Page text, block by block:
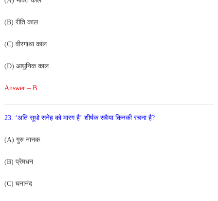
(B) रीति काल
(C) वीरगाथा काल
(D) आधुनिक काल
Answer – B
23. ‘अति सूधो सनेह को मारग है’ शीर्षक सवैया किनकी रचना है?
(A) गुरु नानक
(B) प्रेमधन
(C) घनानंद